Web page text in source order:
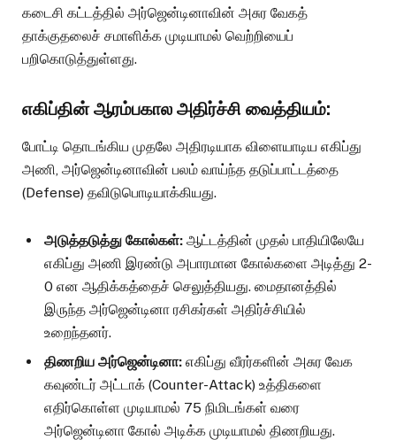
கடைசி கட்டத்தில் அர்ஜென்டினாவின் அசுர வேகத்
தாக்குதலைச் சமாளிக்க முடியாமல் வெற்றியைப்
பறிகொடுத்துள்ளது.
எகிப்தின் ஆரம்பகால அதிர்ச்சி வைத்தியம்:
போட்டி தொடங்கிய முதலே அதிரடியாக விளையாடிய எகிப்து
அணி, அர்ஜென்டினாவின் பலம் வாய்ந்த தடுப்பாட்டத்தை
(Defense) தவிடுபொடியாக்கியது.
அடுத்தடுத்து கோல்கள்: ஆட்டத்தின் முதல் பாதியிலேயே
எகிப்து அணி இரண்டு அபாரமான கோல்களை அடித்து 2-
0 என ஆதிக்கத்தைச் செலுத்தியது. மைதானத்தில்
இருந்த அர்ஜென்டினா ரசிகர்கள் அதிர்ச்சியில்
உறைந்தனர்.
திணறிய அர்ஜென்டினா: எகிப்து வீரர்களின் அசுர வேக
கவுண்டர் அட்டாக் (Counter-Attack) உத்திகளை
எதிர்கொள்ள முடியாமல் 75 நிமிடங்கள் வரை
அர்ஜென்டினா கோல் அடிக்க முடியாமல் திணறியது.